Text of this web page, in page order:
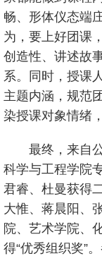
畅、形体仪态端
为，要上好团课
创造性、讲述故
系。同时，授课
主题内涵，规范
染授课对象情绪
最终，来自
科学与工程学院
君睿、杜曼获得
大惟、蒋晨阳、
院、艺术学院、
得“优秀组织奖”